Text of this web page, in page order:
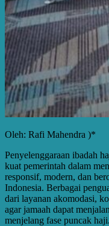
Oleh: Rafi Mahendra )*
Penyelenggaraan ibadah
kuat pemerintah dalam
responsif, modern, dan
Indonesia. Berbagai
dari layanan akomodasi,
agar jamaah dapat
menjelang fase puncak haji.